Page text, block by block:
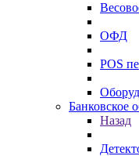
ОФД
POS
Банковское
Назад